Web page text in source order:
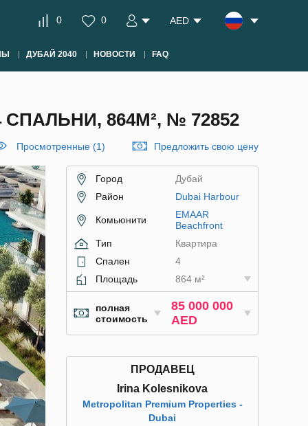
0 0 AED
ДУБАЙ 2040 НОВОСТИ FAQ
СПАЛЬНИ, 864М², № 72852
Просмотренные (1) Предложить свою цену
Город
Дубай
Район
Dubai Harbour
Комьюнити
EMAAR
Beachfront
Тип
Квартира
Спален
4
Площадь
864 м²
полная
стоимость
85 000 000
AED
ПРОДАВЕЦ
Irina Kolesnikova
Metropolitan Premium Properties -
Dubai